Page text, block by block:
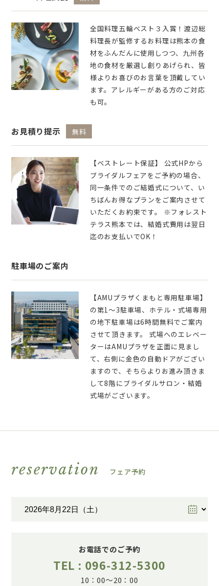
全国料理五輪ベスト３入賞！渡辺総
料理長が監修するお料理は熊本の食
材をふんだんに使用しつつ、九州各
地の食材を厳選し創りあげられ、皆
様よりお喜びのお言葉を頂戴してい
ます。アレルギーがある方のご対応
も可。
お見積り提示 無料
【ベストレート保証】 公式HPから
ブライダルフェアをご予約の場合、
同一条件でのご結婚式について、い
ちばんお得なプランをご案内させて
いただくお約束です。 ※フォレスト
テラス熊本では、結婚式費用は翌日
迄のお支払いでOK！
駐車場のご案内
【AMUプラザくまもと専用駐車場】
の第1～3駐車場、ホテル・式場専用
の地下駐車場は6時間無料でご案内
させて頂きます。 式場へのエレベー
ターはAMUプラザを正面に見まし
て、右側に金色の自動ドアがござい
ますので、そちらよりお進み頂きま
して8階にブライダルサロン・結婚
式場がございます。
reservation フェア予約
お電話でのご予約
TEL : 096-312-5300
10：00～20：00